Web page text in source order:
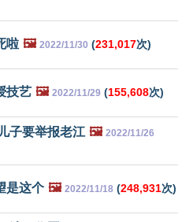
啦 🖼️ 2022/11/30 (231,017次)
技艺 🖼️ 2022/11/29 (155,608次)
子要举报老江 🖼️ 2022/11/26
是这个 🖼️ 2022/11/18 (248,931次)